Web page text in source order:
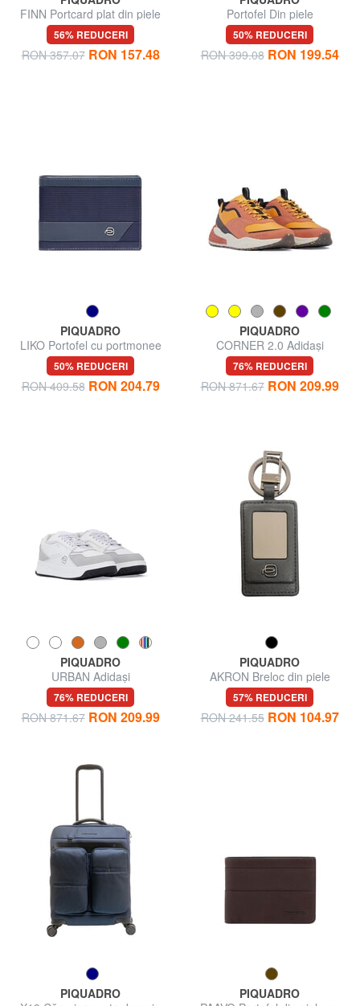
FINN Portcard plat din piele
56% REDUCERI
RON 357.07 RON 157.48
Portofel Din piele
50% REDUCERI
RON 399.08 RON 199.54
PIQUADRO
LIKO Portofel cu portmonee
50% REDUCERI
RON 409.58 RON 204.79
PIQUADRO
CORNER 2.0 Adidași
76% REDUCERI
RON 871.67 RON 209.99
PIQUADRO
URBAN Adidași
76% REDUCERI
RON 871.67 RON 209.99
PIQUADRO
AKRON Breloc din piele
57% REDUCERI
RON 241.55 RON 104.97
PIQUADRO
PIQUADRO